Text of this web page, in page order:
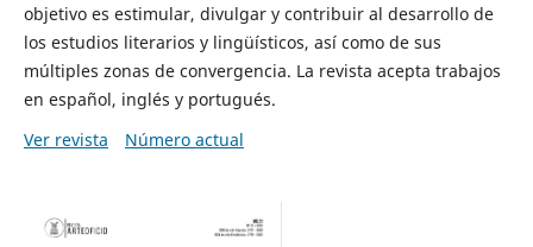
objetivo es estimular, divulgar y contribuir al desarrollo de
los estudios literarios y lingüísticos, así como de sus
múltiples zonas de convergencia. La revista acepta trabajos
en español, inglés y portugués.
Ver revista
Número actual